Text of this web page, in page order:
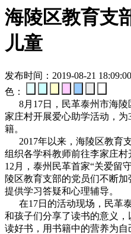
海陵区教育支
儿童
发布时间：2019-08-21 18:09:00
色：
8月17日，民革泰州市海陵
家庄村开展爱心助学活动，
籍。
2017年以来，海陵区教育
组织各学科教师前往李家庄村
12月，泰州民革首家“关爱留
陵区教育支部的党员们不断
提供学习答疑和心理辅导。
在17日的活动现场，民革
和孩子们分享了读书的意义，
读好书，用书籍中的营养为